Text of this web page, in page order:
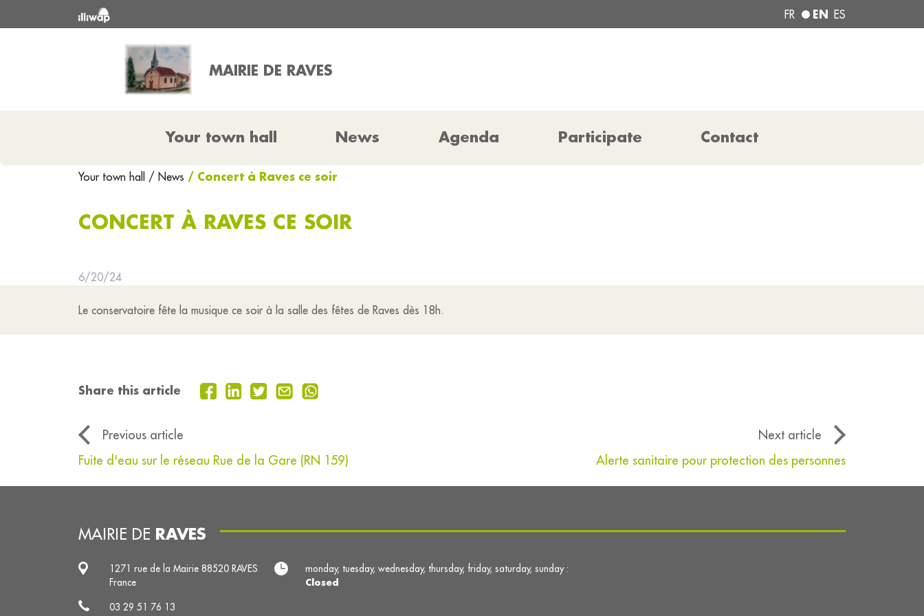
FR EN ES
MAIRIE DE RAVES
Your town hall News Agenda Participate Contact
Your town hall / News / Concert à Raves ce soir
CONCERT À RAVES CE SOIR
6/20/24
Le conservatoire fête la musique ce soir à la salle des fêtes de Raves dès 18h.
Share this article
Previous article
Next article
Fuite d'eau sur le réseau Rue de la Gare (RN 159)
Alerte sanitaire pour protection des personnes
MAIRIE DE RAVES
1271 rue de la Mairie 88520 RAVES
France
03 29 51 76 13
monday, tuesday, wednesday, thursday, friday, saturday, sunday :
Closed